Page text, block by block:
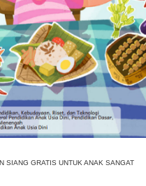
SIANG GRATIS UNTUK ANAK SANGAT